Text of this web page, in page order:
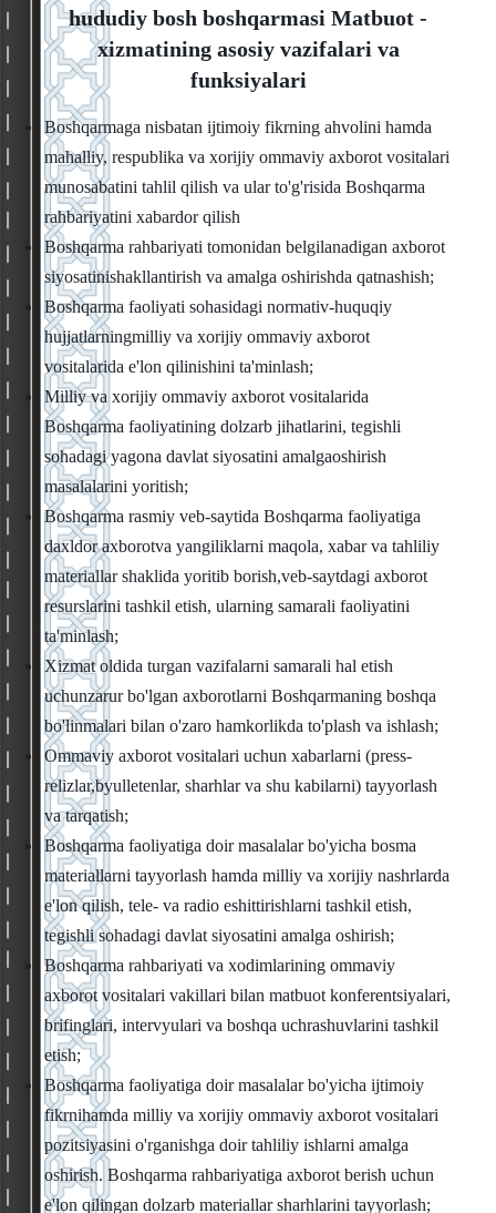
hududiy bosh boshqarmasi Matbuot -
xizmatining asosiy vazifalari va
funksiyalari
Boshqarmaga nisbatan ijtimoiy fikrning ahvolini hamda
mahalliy, respublika va xorijiy ommaviy axborot vositalari
munosabatini tahlil qilish va ular to'g'risida Boshqarma
rahbariyatini xabardor qilish
Boshqarma rahbariyati tomonidan belgilanadigan axborot
siyosatinishakllantirish va amalga oshirishda qatnashish;
Boshqarma faoliyati sohasidagi normativ-huquqiy
hujjatlarningmilliy va xorijiy ommaviy axborot
vositalarida e'lon qilinishini ta'minlash;
Milliy va xorijiy ommaviy axborot vositalarida
Boshqarma faoliyatining dolzarb jihatlarini, tegishli
sohadagi yagona davlat siyosatini amalgaoshirish
masalalarini yoritish;
Boshqarma rasmiy veb-saytida Boshqarma faoliyatiga
daxldor axborotva yangiliklarni maqola, xabar va tahliliy
materiallar shaklida yoritib borish,veb-saytdagi axborot
resurslarini tashkil etish, ularning samarali faoliyatini
ta'minlash;
Xizmat oldida turgan vazifalarni samarali hal etish
uchunzarur bo'lgan axborotlarni Boshqarmaning boshqa
bo'linmalari bilan o'zaro hamkorlikda to'plash va ishlash;
Ommaviy axborot vositalari uchun xabarlarni (press-
relizlar,byulletenlar, sharhlar va shu kabilarni) tayyorlash
va tarqatish;
Boshqarma faoliyatiga doir masalalar bo'yicha bosma
materiallarni tayyorlash hamda milliy va xorijiy nashrlarda
e'lon qilish, tele- va radio eshittirishlarni tashkil etish,
tegishli sohadagi davlat siyosatini amalga oshirish;
Boshqarma rahbariyati va xodimlarining ommaviy
axborot vositalari vakillari bilan matbuot konferentsiyalari,
brifinglari, intervyulari va boshqa uchrashuvlarini tashkil
etish;
Boshqarma faoliyatiga doir masalalar bo'yicha ijtimoiy
fikrnihamda milliy va xorijiy ommaviy axborot vositalari
pozitsiyasini o'rganishga doir tahliliy ishlarni amalga
oshirish. Boshqarma rahbariyatiga axborot berish uchun
e'lon qilingan dolzarb materiallar sharhlarini tayyorlash;